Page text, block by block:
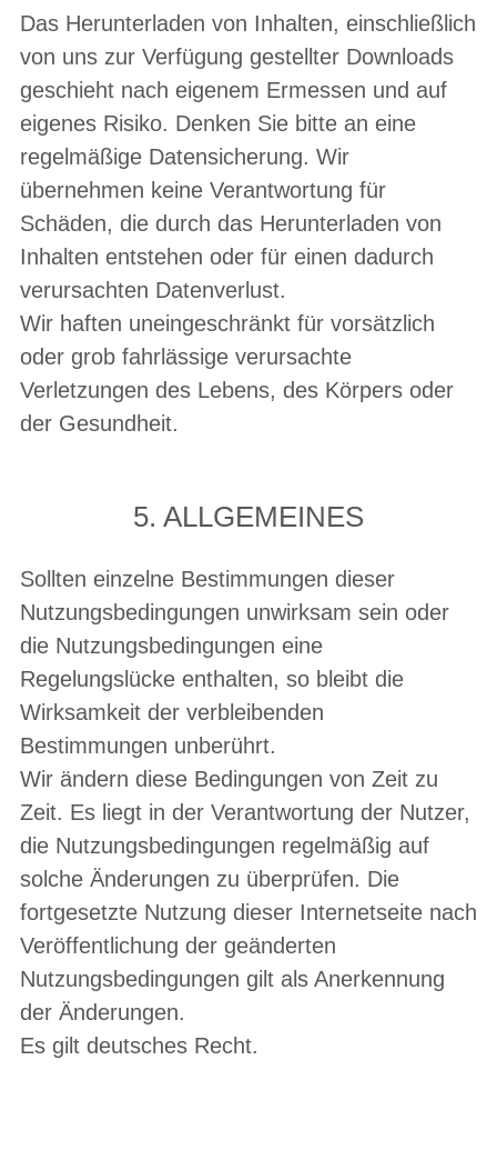
Das Herunterladen von Inhalten, einschließlich
von uns zur Verfügung gestellter Downloads
geschieht nach eigenem Ermessen und auf
eigenes Risiko. Denken Sie bitte an eine
regelmäßige Datensicherung. Wir
übernehmen keine Verantwortung für
Schäden, die durch das Herunterladen von
Inhalten entstehen oder für einen dadurch
verursachten Datenverlust.
Wir haften uneingeschränkt für vorsätzlich
oder grob fahrlässige verursachte
Verletzungen des Lebens, des Körpers oder
der Gesundheit.
5. ALLGEMEINES
Sollten einzelne Bestimmungen dieser
Nutzungsbedingungen unwirksam sein oder
die Nutzungsbedingungen eine
Regelungslücke enthalten, so bleibt die
Wirksamkeit der verbleibenden
Bestimmungen unberührt.
Wir ändern diese Bedingungen von Zeit zu
Zeit. Es liegt in der Verantwortung der Nutzer,
die Nutzungsbedingungen regelmäßig auf
solche Änderungen zu überprüfen. Die
fortgesetzte Nutzung dieser Internetseite nach
Veröffentlichung der geänderten
Nutzungsbedingungen gilt als Anerkennung
der Änderungen.
Es gilt deutsches Recht.